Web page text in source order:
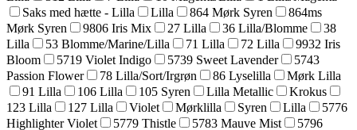
Saks med hætte - Lilla
Lilla 864 Mørk Syren
864ms
Mørk Syren
9806 Iris Mix 27 Lilla 36 Lilla/Blomme
38
Lilla
53 Blomme/Marine/Lilla 71 Lilla 72 Lilla
9932 Iris
Bloom
5719 Violet Indigo 5739 Sweet Lavender
5743
Passion Flower
78 Lilla/Sort/Irgrøn 86 Lyselilla
Mørk Lilla
91 Lilla
106 Lilla 105 Syren Lilla Metallic
Krokus
123 Lilla
127 Lilla Violet Mørklilla Syren Lilla
5776
Highlighter Violet
5779 Thistle 5783 Mauve Mist
5796